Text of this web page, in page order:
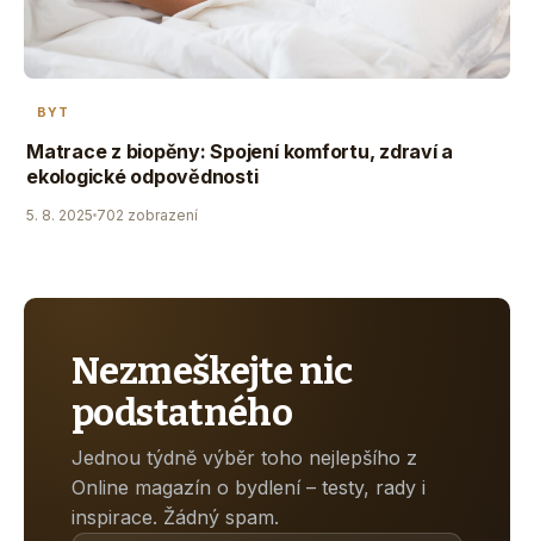
BYT
Matrace z biopěny: Spojení komfortu, zdraví a
ekologické odpovědnosti
5. 8. 2025 702 zobrazení
Nezmeškejte nic
podstatného
Jednou týdně výběr toho nejlepšího z
Online magazín o bydlení – testy, rady i
inspirace. Žádný spam.